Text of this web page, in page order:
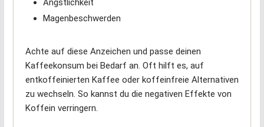
Ängstlichkeit
Magenbeschwerden
Achte auf diese Anzeichen und passe deinen
Kaffeekonsum bei Bedarf an. Oft hilft es, auf
entkoffeinierten Kaffee oder koffeinfreie Alternativen
zu wechseln. So kannst du die negativen Effekte von
Koffein verringern.